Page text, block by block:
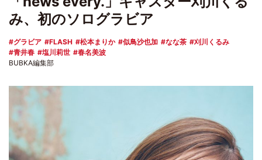
み、初のソログラビア
グラビア FLASH 松本まりか 似鳥沙也加 なな茶
刈川くるみ
青井春
塩川莉世
春名美波
BUBKA編集部